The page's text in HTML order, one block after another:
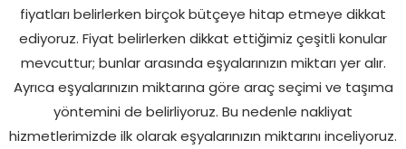
fiyatları belirlerken birçok bütçeye hitap etmeye dikkat
ediyoruz. Fiyat belirlerken dikkat ettiğimiz çeşitli konular
mevcuttur; bunlar arasında eşyalarınızın miktarı yer alır.
Ayrıca eşyalarınızın miktarına göre araç seçimi ve taşıma
yöntemini de belirliyoruz. Bu nedenle nakliyat
hizmetlerimizde ilk olarak eşyalarınızın miktarını inceliyoruz.